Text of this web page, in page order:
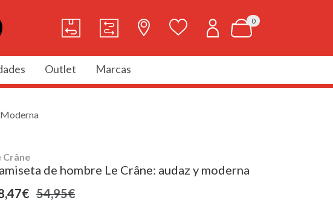
0
Outlet Marcas
Crâne
de hombre Le Crâne: audaz y moderna
54,95€